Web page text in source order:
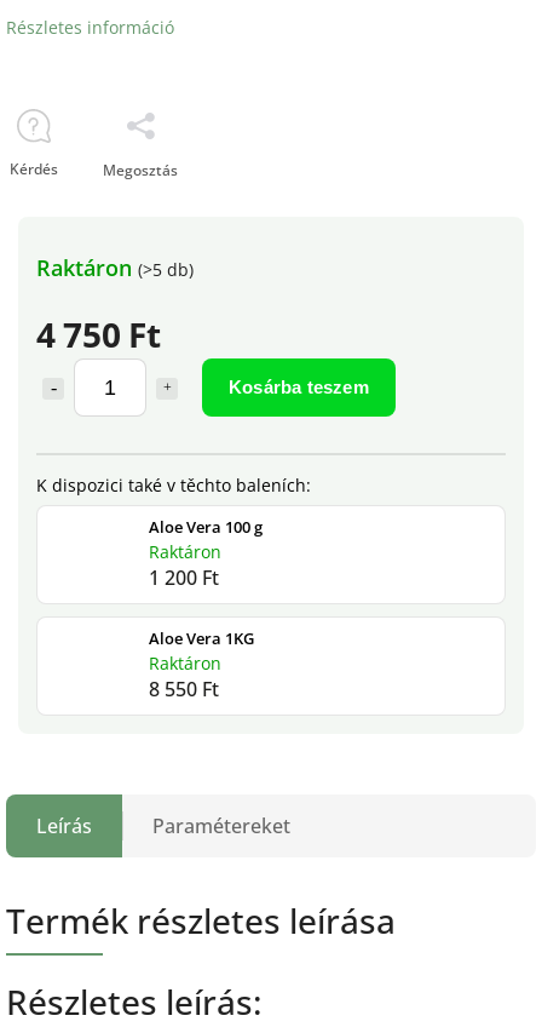
4 750 Ft
Kosárba teszem
Aloe Vera 100 g
Raktáron
1 200 Ft
Aloe Vera 1KG
Raktáron
8 550 Ft
Raktáron (>5 db)
Részletes információ
Kérdés Megosztás
Leírás Paramétereket
Termék részletes leírása
Részletes leírás: